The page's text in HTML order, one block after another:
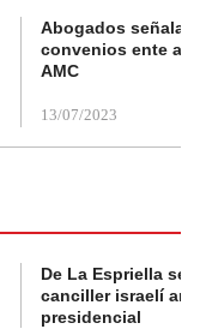
Abogados
convenios ente
AMC
13/07/2023
De La Espriella se
canciller israelí
presidencial